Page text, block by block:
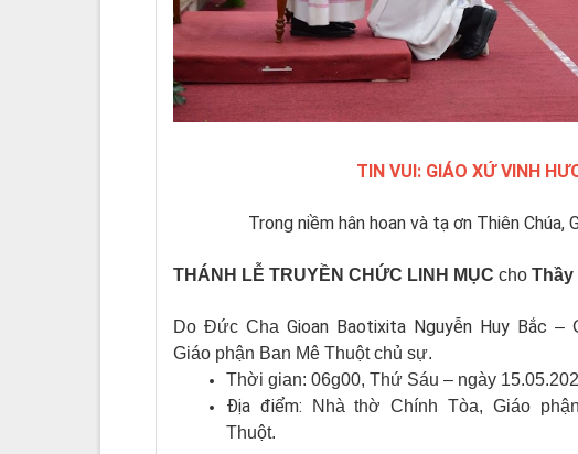
TIN VUI: GIÁO XỨ VINH
Trong niềm hân hoan và tạ ơn Thiên
THÁNH LỄ TRUYỀN CHỨC LINH MỤC cho Thầy
Do Đức ChaGioan Baotixita Nguyễn Huy Bắc –
Giáo phận Ban Mê Thuột chủ sự.
Thời gian: 06g00, Thứ Sáu – ngày
Địa điểm: Nhà thờ Chính Tòa, Giáo
Thuột.